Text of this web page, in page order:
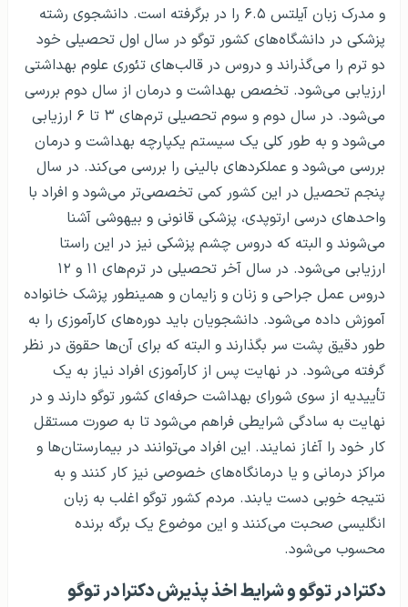
و مدرک زبان آیلتس ۶.۵ را در برگرفته است. دانشجوی رشته
پزشکی در دانشگاه‌های کشور توگو در سال اول تحصیلی خود
دو ترم را می‌گذراند و دروس در قالب‌های تئوری علوم بهداشتی
ارزیابی می‌شود. تخصص بهداشت و درمان از سال دوم بررسی
می‌شود. در سال دوم و سوم تحصیلی ترم‌های ۳ تا ۶ ارزیابی
می‌شود و به طور کلی یک سیستم یکپارچه بهداشت و درمان
بررسی می‌شود و عملکردهای بالینی را بررسی می‌کند. در سال
پنجم تحصیل در این کشور کمی تخصصی‌تر می‌شود و افراد با
واحدهای درسی ارتوپدی، پزشکی قانونی و بیهوشی آشنا
می‌شوند و البته که دروس چشم پزشکی نیز در این راستا
ارزیابی می‌شود. در سال آخر تحصیلی در ترم‌های ۱۱ و ۱۲
دروس عمل جراحی و زنان و زایمان و همینطور پزشک خانواده
آموزش داده می‌شود. دانشجویان باید دوره‌های کارآموزی را به
طور دقیق پشت سر بگذارند و البته که برای آن‌ها حقوق در نظر
گرفته می‌شود. در نهایت پس از کارآموزی افراد نیاز به یک
تأییدیه از سوی شورای بهداشت حرفه‌ای کشور توگو دارند و در
نهایت به سادگی شرایطی فراهم می‌شود تا به صورت مستقل
کار خود را آغاز نمایند. این افراد می‌توانند در بیمارستان‌ها و
مراکز درمانی و یا درمانگاه‌های خصوصی نیز کار کنند و به
نتیجه خوبی دست یابند. مردم کشور توگو اغلب به زبان
انگلیسی صحبت می‌کنند و این موضوع یک برگه برنده
محسوب می‌شود.
دکترا در توگو و شرایط اخذ پذیرش دکترا در توگو